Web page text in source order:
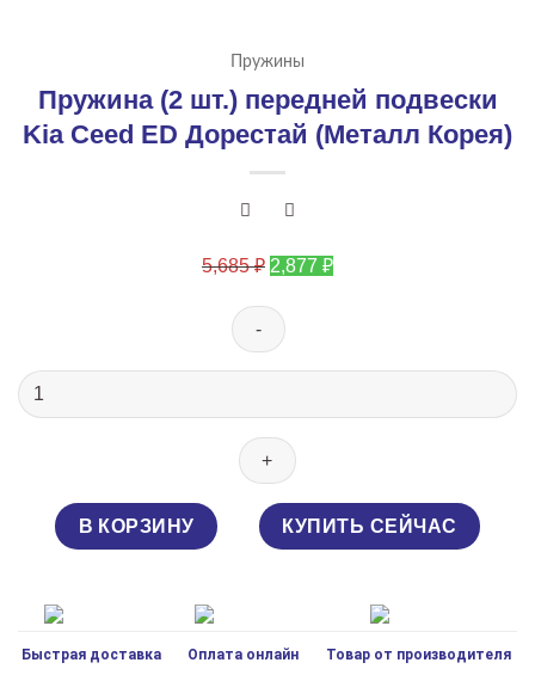
Пружины
Пружина (2 шт.) передней подвески
Kia Ceed ED Дорестай (Металл Корея)
5,685₽ Первоначальная
составляла
5,685 ₽.
2,877 ₽Текущая
Количество
товара
передней
подвески
Ceed
Дорестай
В КОРЗИНУ КУПИТЬ СЕЙЧАС
Быстрая доставка Оплата онлайн Товар от производителя